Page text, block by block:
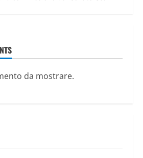
da mostrare.